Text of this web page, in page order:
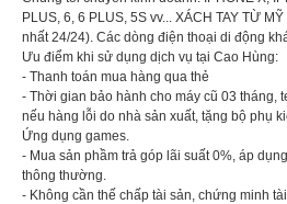
PLUS, 6, 6 PLUS, 5S vv... XÁCH TAY TỪ
nhất 24/24). Các dòng điện thoại di động
Ưu điểm khi sử dụng dịch vụ tại Cao Hùng:
- Thanh toán mua hàng qua thẻ
- Thời gian bảo hành cho máy cũ 03 tháng,
nếu hàng lỗi do nhà sản xuất, tặng bộ phụ
Ứng dụng games.
- Mua sản phầm trả góp lãi suất 0%, áp
thông thường.
- Không cần thế chấp tài sản, chứng minh tài